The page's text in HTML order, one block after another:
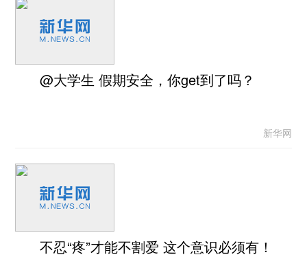
@大学生 假期安全，你get到了吗？
新华网
不忍“疼”才能不割爱 这个意识必须有！